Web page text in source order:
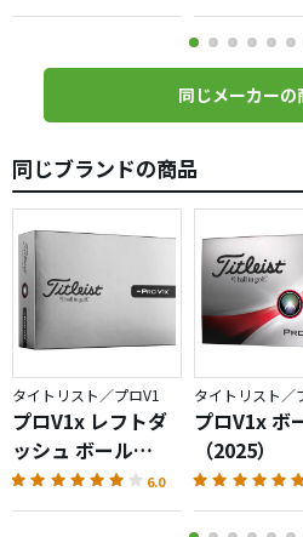
同じメーカーの
同じブランドの商品
タイトリスト／プロV1
プロV1x レフトダ
ッシュ ボール
（2026）
6.0
タイトリスト／
プロV1x ボ
（2025）